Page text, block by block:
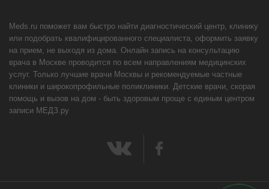
Meds.ru поможет вам быстро найти диагностический центр, клинику
или подобрать квалифицированного специалиста, оформить заявку
на прием, не выходя из дома. Онлайн запись на консультацию
врача в Москве проводится по всем направлениям медицинских
услуг. Только лучшие врачи Москвы и рекомендуемые частные
клиники и широкопрофильные поликлиники. Детские врачи, скорая
помощь и вызов на дом - быть здоровым проще с единым центром
записи МЕДЗ.ру